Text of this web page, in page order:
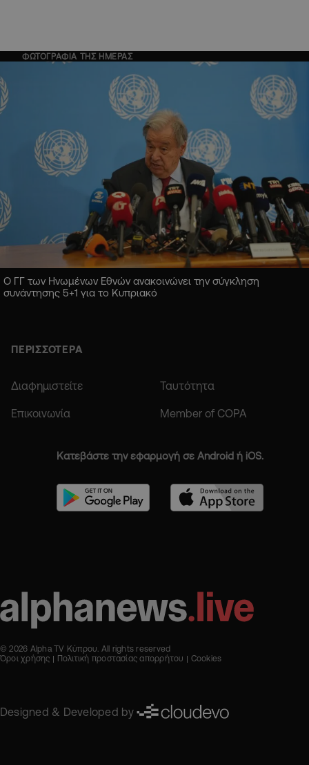
ΦΩΤΟΓΡΑΦΙΑ ΤΗΣ ΗΜΕΡΑΣ
Ο ΓΓ των Ηνωμένων Εθνών ανακοινώνει την σύγκληση
συνάντησης 5+1 για το Κυπριακό
ΠΕΡΙΣΣΟΤΕΡΑ
Διαφημιστείτε Ταυτότητα
Επικοινωνία Member of COPA
Κατεβάστε την εφαρμογή σε Android ή iOS.
© 2026 Alpha TV Κύπρου. All rights reserved
Όροι χρήσης
Πολιτική προστασίας απορρήτου Cookies
Designed & Developed by